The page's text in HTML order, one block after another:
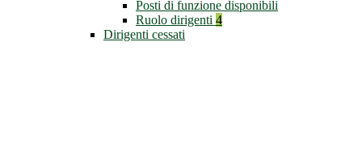
Posti di funzione disponibili
Ruolo dirigenti 4
Dirigenti cessati